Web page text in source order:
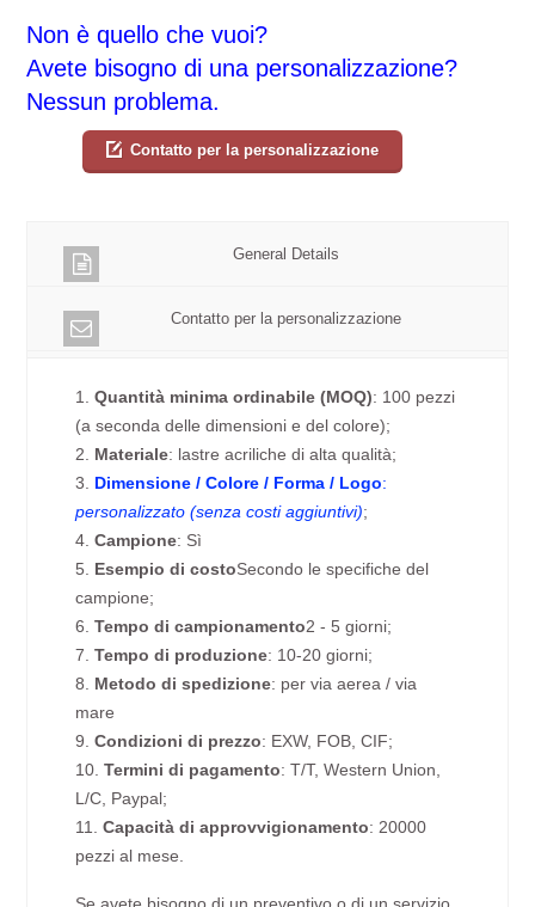
Non è quello che vuoi?
Avete bisogno di una personalizzazione?
Nessun problema.
Contatto per la personalizzazione
General Details
Contatto per la personalizzazione
1.Quantità minima ordinabile (MOQ): 100 pezzi
(a seconda delle dimensioni e del colore);
2. Materiale: lastre acriliche di alta qualità;
3. Dimensione / Colore / Forma / Logo:
personalizzato (senza costi aggiuntivi);
4.Campione: Sì
5. Esempio di costoSecondo le specifiche del
campione;
6.Tempo di campionamento2 - 5 giorni;
7.Tempo di produzione: 10-20 giorni;
8. Metodo di spedizione: per via aerea / via
mare
9.Condizioni di prezzo: EXW, FOB, CIF;
10.Termini di pagamento: T/T, Western Union,
L/C, Paypal;
11.Capacità di approvvigionamento: 20000
pezzi al mese.
Se avete bisogno di un preventivo o di un servizio